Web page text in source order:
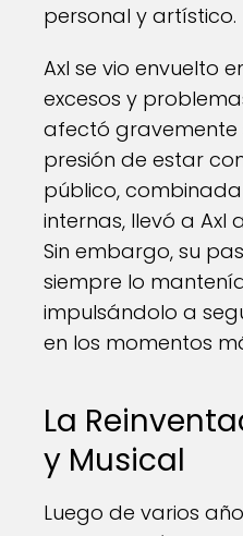
personal y artístico.
Axl se vio envuelto
excesos y
afectó gravemente
presión de estar
público,
internas, llevó a Axl
Sin embargo, su
siempre lo
impulsándolo a
en los momentos
La
y Musical
Luego de varios